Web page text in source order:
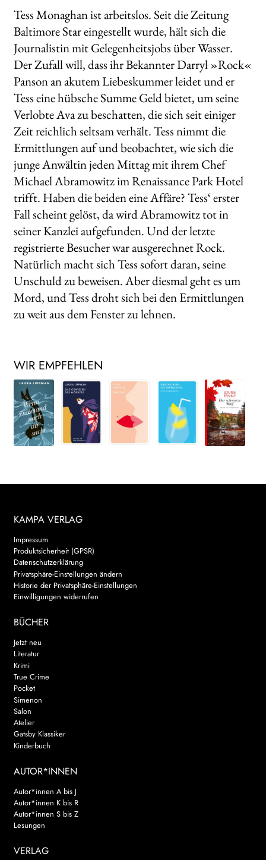
Tess Monaghan ist arbeitslos. Seit die Zeitung
Baltimore Star eingestellt wurde, hält sich die
Journalistin mit Gelegenheitsjobs über Wasser.
Der Zufall will, dass ihr Bekannter Darryl »Rock«
Panson an akutem Liebeskummer leidet und er
Tess eine hübsche Summe Geld bietet, um seine
Verlobte Ava zu beschatten, die sich seit einiger
Zeit reichlich seltsam verhält. Tess nimmt die
Ermittlungen auf und beobachtet, wie sich die
junge Anwältin jeden Mittag mit ihrem Chef
Michael Abramowitz im Renaissance Park Hotel
trifft. Haben die beiden eine Affäre? Tess‘ erster
Fall scheint gelöst, da wird Abramowitz tot in
seiner Kanzlei aufgefunden. Und der letzte
registrierte Besucher war ausgerechnet Rock.
Natürlich macht sich Tess sofort daran, seine
Unschuld zu beweisen. Aber diesmal geht es um
Mord, und Tess droht sich bei den Ermittlungen
zu weit aus dem Fenster zu lehnen.
WIR EMPFEHLEN
KAMPA VERLAG
Impressum
Produktsicherheit (GPSR)
Datenschutzerklärung
Privatsphäre-Einstellungen ändern
Historie der Privatsphäre-Einstellungen
Einwilligungen widerrufen
BÜCHER
Jetzt neu
Literatur
Krimi
True Crime
Pocket
Simenon
Salon
Atelier
Gatsby Klassiker
Kinderbuch
AUTOR*INNEN
Autor*innen A bis J
Autor*innen K bis R
Autor*innen S bis Z
Lesungen
VERLAG